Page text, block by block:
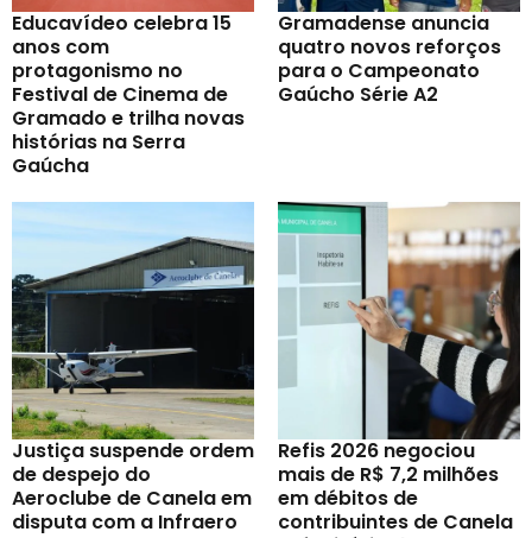
Educavídeo celebra 15
anos com
protagonismo no
Festival de Cinema de
Gramado e trilha novas
histórias na Serra
Gaúcha
Gramadense anuncia
quatro novos reforços
para o Campeonato
Gaúcho Série A2
Justiça suspende ordem
de despejo do
Aeroclube de Canela em
disputa com a Infraero
Refis 2026 negociou
mais de R$ 7,2 milhões
em débitos de
contribuintes de Canela